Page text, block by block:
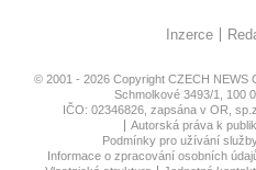
Inzerce
© 2001 - 2026 Copyright CZECH NEWS
Schmolkové 3493/1, 100
IČO: 02346826, zapsána v OR,
Autorská práva k
Podmínky pro užívání
Informace o zpracování osobních